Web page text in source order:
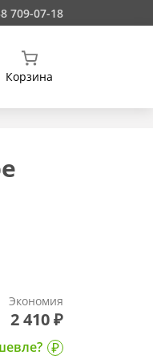
709-07-18
Корзина
Экономия
2 410 ₽